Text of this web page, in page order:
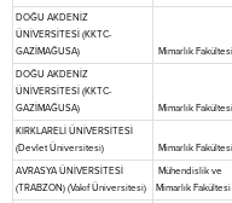
DOĞU AKDENİZ
ÜNİVERSİTESİ (KKTC-
GAZİMAĞUSA)
Mimarlık Fakültesi
DOĞU AKDENİZ
ÜNİVERSİTESİ (KKTC-
GAZİMAĞUSA)
Mimarlık Fakültesi
KIRKLARELİ ÜNİVERSİTESİ
(Devlet Üniversitesi)
Mimarlık Fakültesi
AVRASYA ÜNİVERSİTESİ
(TRABZON) (Vakıf Üniversitesi)
Mühendislik ve
Mimarlık Fakültesi